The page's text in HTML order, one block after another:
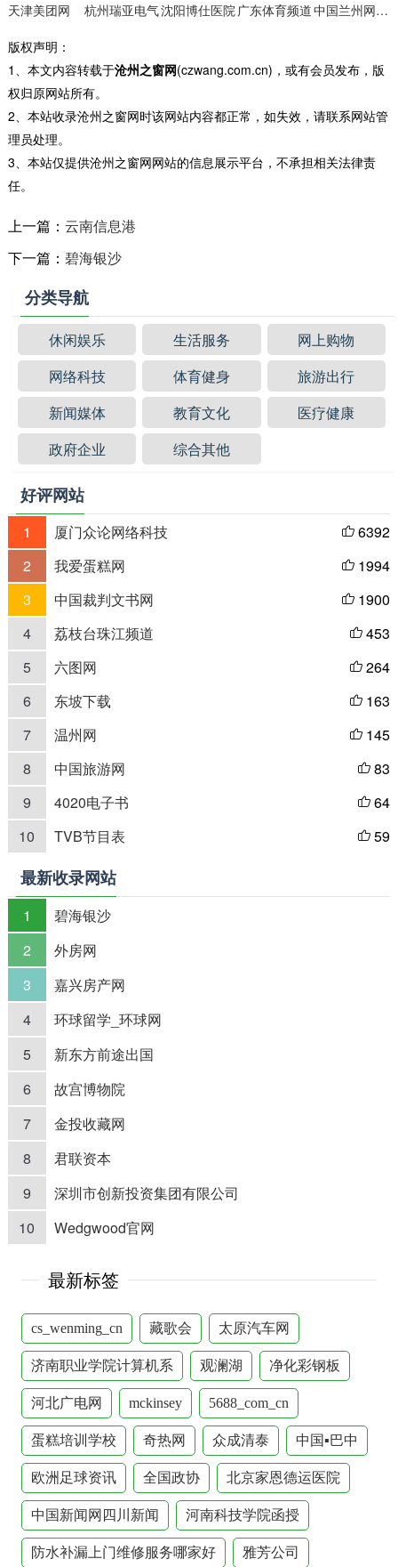
天津美团网
杭州瑞亚电气沈阳博仕医院广东体育频道 中国兰州网兰州频道
版权声明：
1、本文内容转载于沧州之窗网(czwang.com.cn)，或有会员发布，版
权归原网站所有。
2、本站收录沧州之窗网时该网站内容都正常，如失效，请联系网站管
理员处理。
3、本站仅提供沧州之窗网网站的信息展示平台，不承担相关法律责
任。
上一篇： 云南信息港
下一篇： 碧海银沙
分类导航
休闲娱乐 生活服务
网上购物
网络科技
体育健身
旅游出行
新闻媒体
教育文化
医疗健康
政府企业
综合其他
好评网站
1 厦门众论网络科技  6392
2
我爱蛋糕网  1994
3
中国裁判文书网  1900
4
荔枝台珠江频道  453
5
六图网  264
6
东坡下载  163
7
温州网  145
8
中国旅游网  83
9
4020电子书  64
10
TVB节目表  59
最新收录网站
1
碧海银沙
2
外房网
3
嘉兴房产网
4
环球留学_环球网
5
新东方前途出国
6
故宫博物院
7
金投收藏网
8
君联资本
9
深圳市创新投资集团有限公司
10
Wedgwood官网
最新标签
cs_wenming_cn 藏歌会 太原汽车网
济南职业学院计算机系 观澜湖 净化彩钢板
河北广电网 mckinsey 5688_com_cn
蛋糕培训学校 奇热网 众成清泰 中国▪巴中
欧洲足球资讯 全国政协 北京家恩德运医院
中国新闻网四川新闻 河南科技学院函授
防水补漏上门维修服务哪家好 雅芳公司